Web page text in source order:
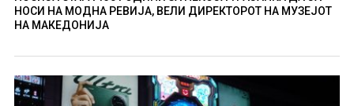
НОСИ НА МОДНА РЕВИЈА, ВЕЛИ ДИРЕКТОРОТ НА МУЗЕЈОТ
НА МАКЕДОНИЈА